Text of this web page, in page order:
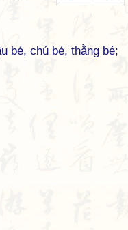
bé, chú bé, thằng bé;